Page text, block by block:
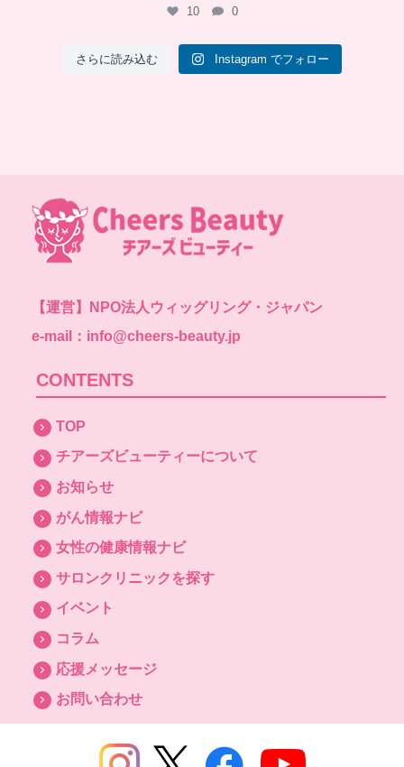
10 0
さらに読み込む Instagram でフォロー
【運営】
NPO法人ウィッグリング・ジャパン
e-mail：info@cheers-beauty.jp
CONTENTS
TOP
チアーズビューティーについて
お知らせ
がん情報ナビ
女性の健康情報ナビ
サロンクリニックを探す
イベント
コラム
応援メッセージ
お問い合わせ